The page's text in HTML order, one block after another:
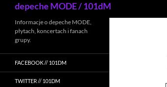
depeche MODE / 101dM
Informacje o depeche MODE,
płytach, koncertach i fanach
grupy.
FACEBOOK // 101DM
TWITTER // 101DM